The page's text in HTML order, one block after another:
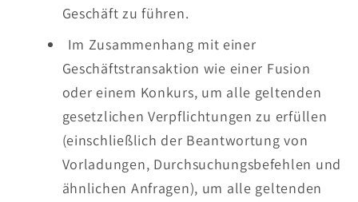
Geschäft zu führen.
Im Zusammenhang mit einer
Geschäftstransaktion wie einer Fusion
oder einem Konkurs, um alle geltenden
gesetzlichen Verpflichtungen zu erfüllen
(einschließlich der Beantwortung von
Vorladungen, Durchsuchungsbefehlen und
ähnlichen Anfragen), um alle geltenden